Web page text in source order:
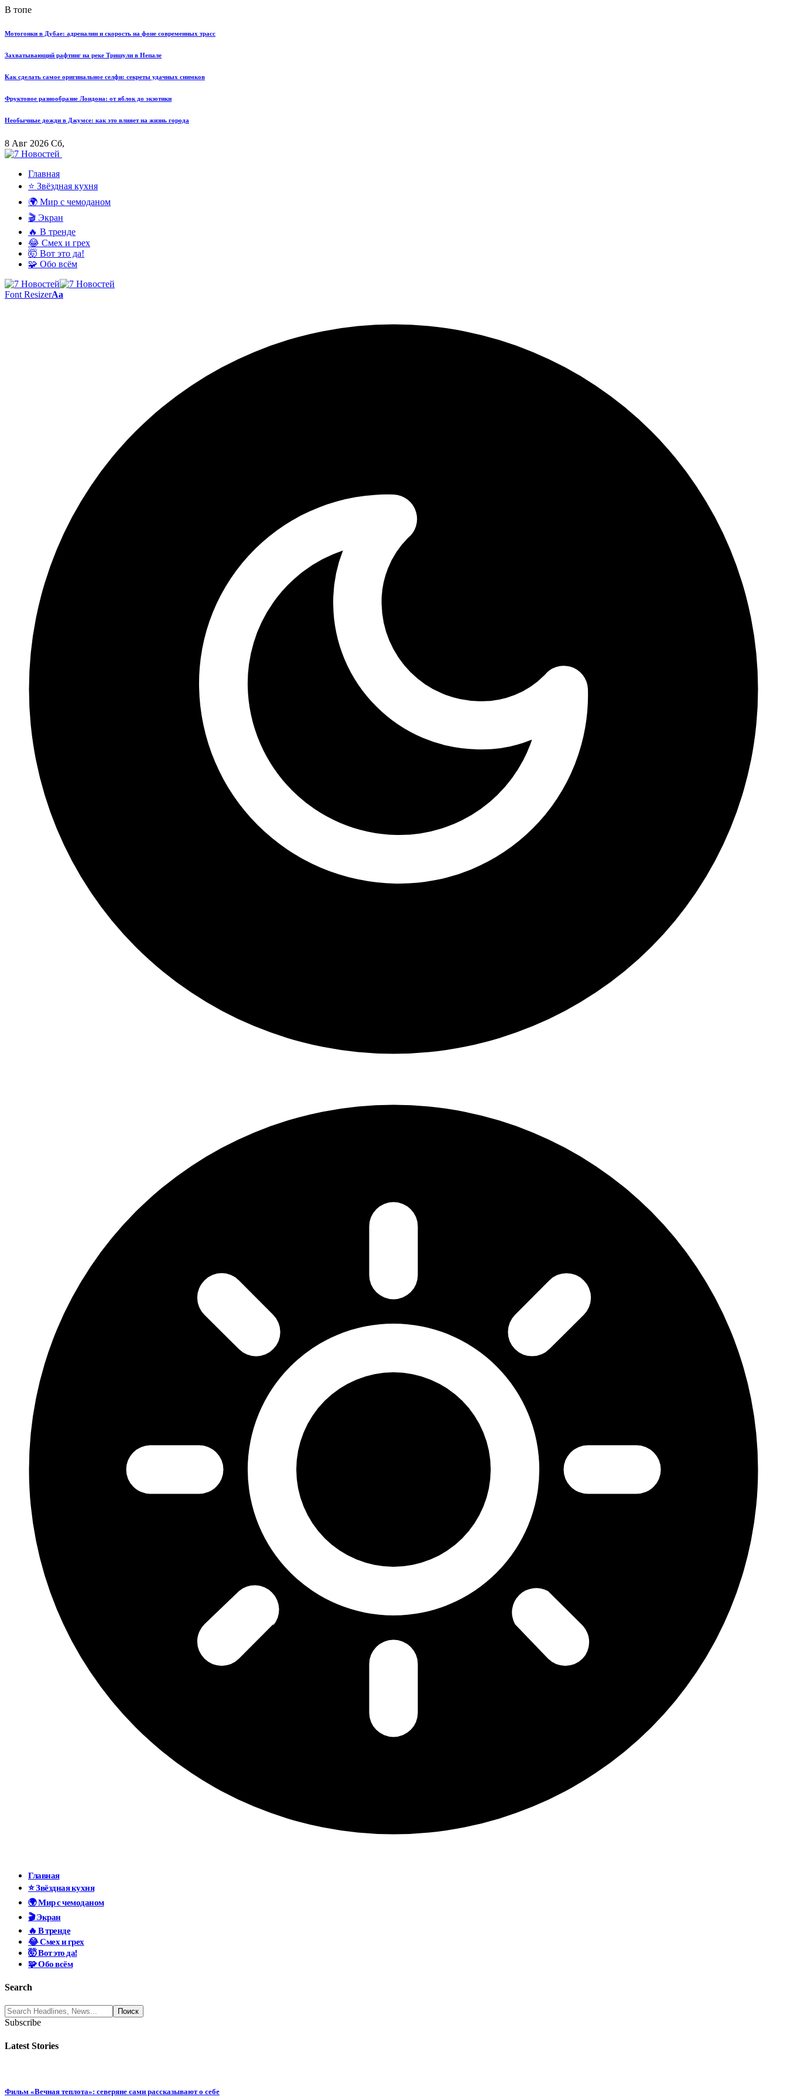
В топе
Мотогонки в Дубае: адреналин и скорость на фоне современных трасс
Захватывающий рафтинг на реке Тришули в Непале
Как сделать самое оригинальное селфи: секреты удачных снимков
Фруктовое разнообразие Лондона: от яблок до экзотики
Необычные дожди в Джумсе: как это влияет на жизнь города
8 Авг 2026 Сб,
Главная
⭐ Звёздная кухня
🌍 Мир с чемоданом
🎬 Экран
🔥 В тренде
😂 Смех и грех
🤯 Вот это да!
🧩 Обо всём
Font ResizerAa
Главная
⭐ Звёздная кухня
🌍 Мир с чемоданом
🎬 Экран
🔥 В тренде
😂 Смех и грех
🤯 Вот это да!
🧩 Обо всём
Search
Subscribe
Latest Stories
Фильм «Вечная теплота»: северяне сами рассказывают о себе